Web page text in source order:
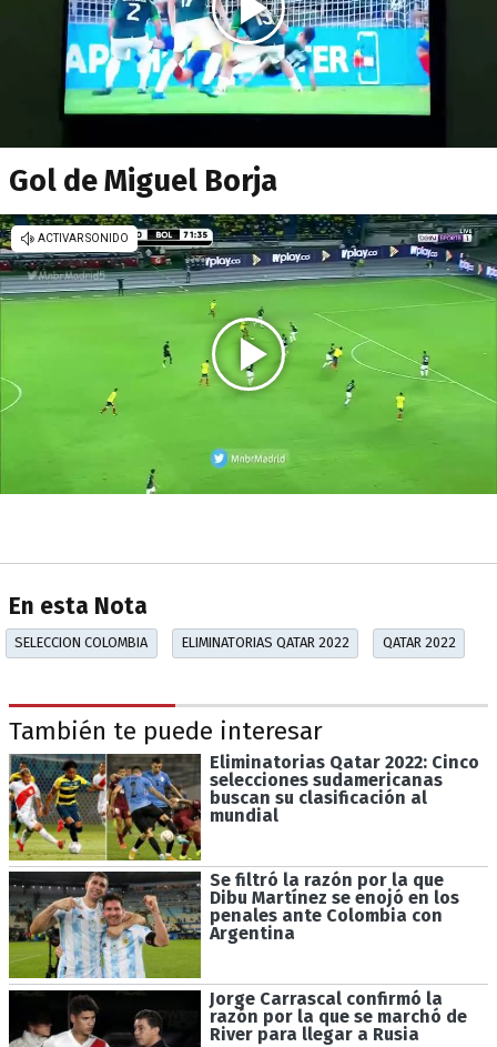
Gol de Miguel Borja
En esta Nota
SELECCION COLOMBIA ELIMINATORIAS QATAR 2022 QATAR 2022
También te puede interesar
Eliminatorias Qatar 2022: Cinco
selecciones sudamericanas
buscan su clasificación al
mundial
Se filtró la razón por la que
Dibu Martínez se enojó en los
penales ante Colombia con
Argentina
Jorge Carrascal confirmó la
razón por la que se marchó de
River para llegar a Rusia